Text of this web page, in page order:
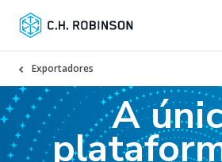
Exportadores
A